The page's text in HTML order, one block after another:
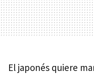
El japonés quiere